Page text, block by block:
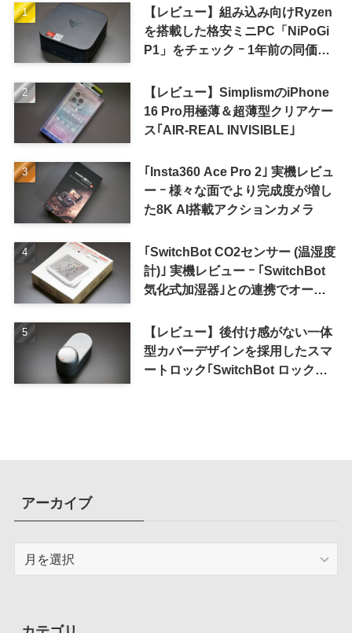
【レビュー】組み込み向けRyzen
を搭載した格安ミニPC「NiPoGi
P1」をチェック ｰ 1年前の同価格
【レビュー】SimplismのiPhone
16 Pro用極薄＆超薄型クリアケー
ス｢AIR-REAL INVISIBLE｣
｢Insta360 Ace Pro 2｣ 実機レビュ
ー ｰ 様々な面でより完成度が増し
た8K AI搭載アクションカメラ
｢SwitchBot CO2センサー (温湿度
計)｣ 実機レビュー ｰ ｢SwitchBot
気化式加湿器｣との連携でオート
【レビュー】後付け感がない一体
型カバーデザインを採用したスマ
ートロック｢SwitchBot ロック
アーカイブ
ブ